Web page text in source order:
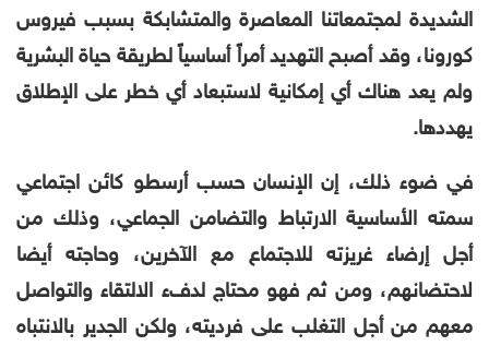
الشديدة لمجتمعاتنا المعاصرة والمتشابكة بسبب فيروس
كورونا، وقد أصبح التهديد أمراً أساسياً لطريقة حياة البشرية
ولم يعد هناك أي إمكانية لاستبعاد أي خطر على الإطلاق
يهددها.
في ضوء ذلك، إن الإنسان حسب أرسطو كائن اجتماعي
سمته الأساسية الارتباط والتضامن الجماعي، وذلك من
أجل إرضاء غريزته للاجتماع مع الآخرين، وحاجته أيضا
لاحتضانهم، ومن ثم فهو محتاج لدفء الالتقاء والتواصل
معهم من أجل التغلب على فرديته، ولكن الجدير بالانتباه